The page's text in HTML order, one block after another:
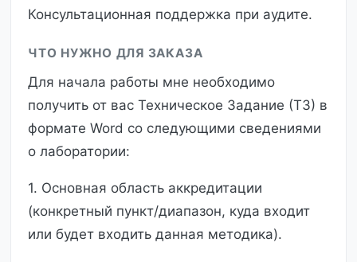
Консультационная поддержка при аудите.
ЧТО НУЖНО ДЛЯ ЗАКАЗА
Для начала работы мне необходимо
получить от вас Техническое Задание (ТЗ) в
формате Word со следующими сведениями
о лаборатории:
1. Основная область аккредитации
(конкретный пункт/диапазон, куда входит
или будет входить данная методика).